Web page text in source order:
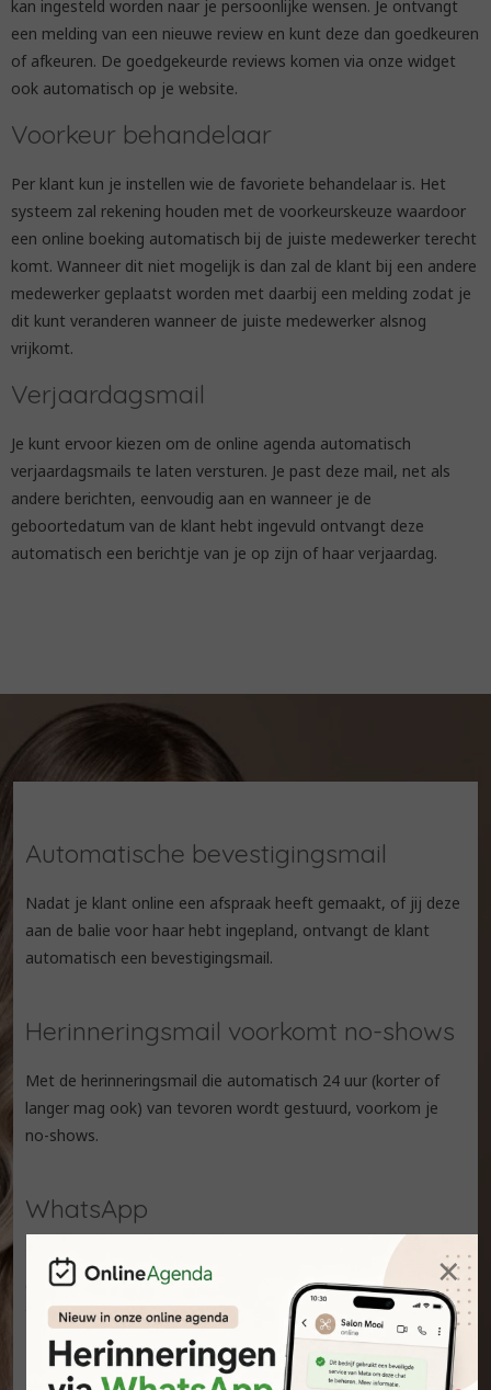
kan ingesteld worden naar je persoonlijke wensen. Je ontvangt
een melding van een nieuwe review en kunt deze dan goedkeuren
of afkeuren. De goedgekeurde reviews komen via onze widget
ook automatisch op je website.
Voorkeur behandelaar
Per klant kun je instellen wie de favoriete behandelaar is. Het
systeem zal rekening houden met de voorkeurskeuze waardoor
een online boeking automatisch bij de juiste medewerker terecht
komt. Wanneer dit niet mogelijk is dan zal de klant bij een andere
medewerker geplaatst worden met daarbij een melding zodat je
dit kunt veranderen wanneer de juiste medewerker alsnog
vrijkomt.
Verjaardagsmail
Je kunt ervoor kiezen om de online agenda automatisch
verjaardagsmails te laten versturen. Je past deze mail, net als
andere berichten, eenvoudig aan en wanneer je de
geboortedatum van de klant hebt ingevuld ontvangt deze
automatisch een berichtje van je op zijn of haar verjaardag.
Automatische bevestigingsmail
Nadat je klant online een afspraak heeft gemaakt, of jij deze
aan de balie voor haar hebt ingepland, ontvangt de klant
automatisch een bevestigingsmail.
Herinneringsmail voorkomt no-shows
Met de herinneringsmail die automatisch 24 uur (korter of
langer mag ook) van tevoren wordt gestuurd, voorkom je
no-shows.
WhatsApp
Het is mogelijk om direct vanuit het systeem te appen met
de klant zodat je nog eenvoudiger een herinnering of een
tikkie kunt sturen.
×